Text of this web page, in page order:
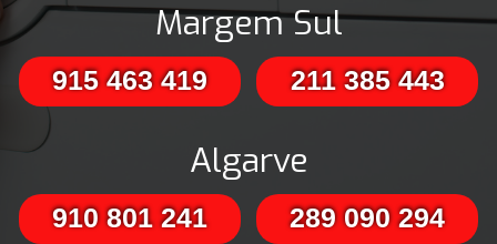
Margem Sul
915 463 419 211 385 443
Algarve
910 801 241 289 090 294